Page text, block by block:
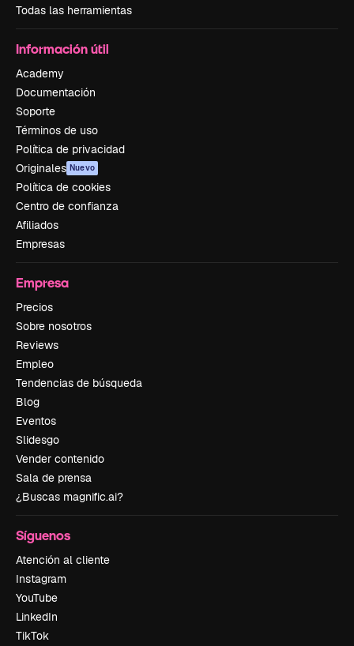
Todas las herramientas
Información útil
Academy
Documentación
Soporte
Términos de uso
Política de privacidad
Originales Nuevo
Política de cookies
Centro de confianza
Afiliados
Empresas
Empresa
Precios
Sobre nosotros
Reviews
Empleo
Tendencias de búsqueda
Blog
Eventos
Slidesgo
Vender contenido
Sala de prensa
¿Buscas magnific.ai?
Síguenos
Atención al cliente
Instagram
YouTube
LinkedIn
TikTok